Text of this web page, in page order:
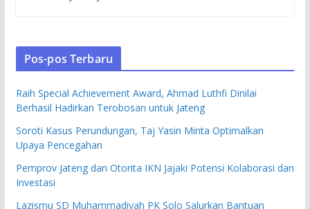
Pos-pos Terbaru
Raih Special Achievement Award, Ahmad Luthfi Dinilai
Berhasil Hadirkan Terobosan untuk Jateng
Soroti Kasus Perundungan, Taj Yasin Minta Optimalkan
Upaya Pencegahan
Pemprov Jateng dan Otorita IKN Jajaki Potensi Kolaborasi dan
Investasi
Lazismu SD Muhammadiyah PK Solo Salurkan Bantuan